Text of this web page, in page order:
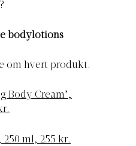
bodylotions
om hvert produkt.
Body Cream’,
250 ml, 255 kr.